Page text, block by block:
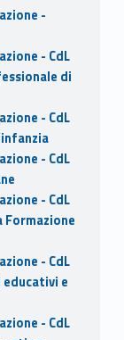
-
- CdL
di
- CdL
- CdL
- CdL
Formazione
- CdL
e
- CdL